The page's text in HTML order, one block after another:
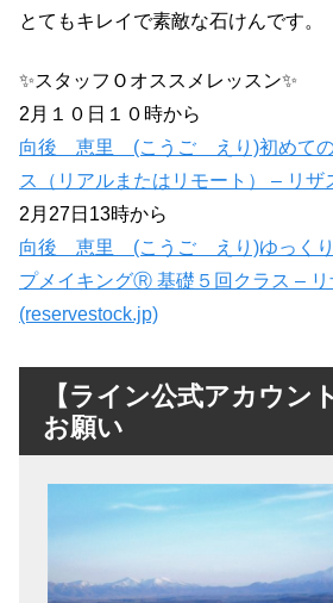
とてもキレイで素敵な石けんです。
✨スタッフＯオススメレッスン✨
2月１０日１０時から
向後 恵里 (こうご えり)初めての
ス（リアルまたはリモート） – リザ
2月27日13時から
向後 恵里 (こうご えり)ゆっくり
プメイキングⓇ 基礎５回クラス – リ
(reservestock.jp)
【ライン公式アカウン
お願い